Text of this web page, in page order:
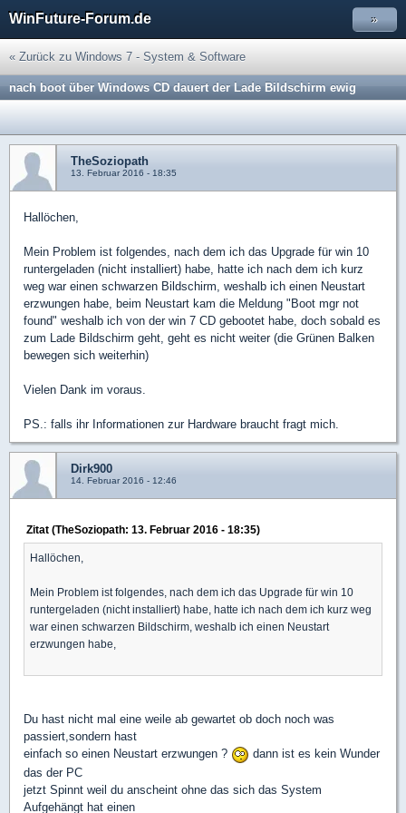
WinFuture-Forum.de »
« Zurück zu Windows 7 - System & Software
nach boot über Windows CD dauert der Lade Bildschirm ewig
TheSoziopath
13. Februar 2016 - 18:35
Hallöchen,
Mein Problem ist folgendes, nach dem ich das Upgrade für win 10
runtergeladen (nicht installiert) habe, hatte ich nach dem ich kurz
weg war einen schwarzen Bildschirm, weshalb ich einen Neustart
erzwungen habe, beim Neustart kam die Meldung "Boot mgr not
found" weshalb ich von der win 7 CD gebootet habe, doch sobald es
zum Lade Bildschirm geht, geht es nicht weiter (die Grünen Balken
bewegen sich weiterhin)
Vielen Dank im voraus.
PS.: falls ihr Informationen zur Hardware braucht fragt mich.
Dirk900
14. Februar 2016 - 12:46
Zitat (TheSoziopath: 13. Februar 2016 - 18:35)
Hallöchen,
Mein Problem ist folgendes, nach dem ich das Upgrade für win 10
runtergeladen (nicht installiert) habe, hatte ich nach dem ich kurz weg
war einen schwarzen Bildschirm, weshalb ich einen Neustart
erzwungen habe,
Du hast nicht mal eine weile ab gewartet ob doch noch was
passiert,sondern hast
einfach so einen Neustart erzwungen ?
dann ist es kein Wunder
das der PC
jetzt Spinnt weil du anscheint ohne das sich das System
Aufgehängt hat einen